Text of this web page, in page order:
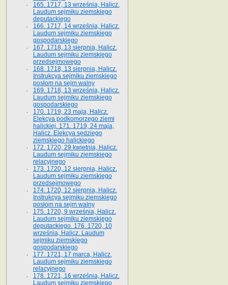
165. 1717, 13 września, Halicz.
Laudum sejmiku ziemskiego
deputackiego
166. 1717, 14 września, Halicz.
Laudum sejmiku ziemskiego
gospodarskiego
167. 1718, 13 sierpnia, Halicz.
Laudum sejmiku ziemskiego
przedsejmowego
168. 1718, 13 sierpnia, Halicz.
Instrukcya sejmiku ziemskiego
posłom na sejm walny
169. 1718, 13 września, Halicz.
Laudum sejmiku ziemskiego
gospodarskiego
170. 1719, 23 maja, Halicz.
Elekcya podkomorzego ziemi
halickiej. 171. 1719, 24 maja,
Halicz. Elekcya sędziego
ziemskiego halickiego
172. 1720, 29 kwietnia, Halicz.
Laudum sejmiku ziemskiego
relacyjnego
173. 1720, 12 sierpnia, Halicz.
Laudum sejmiku ziemskiego
przedsejmowego
174. 1720, 12 sierpnia, Halicz.
Instrukcya sejmiku ziemskiego
posłom na sejm walny
175. 1720, 9 września, Halicz.
Laudum sejmiku ziemskiego
deputackiego. 176. 1720, 10
września, Halicz. Laudum
sejmiku ziemskiego
gospodarskiego
177. 1721, 17 marca, Halicz.
Laudum sejmiku ziemskiego
relacyjnego
178. 1721, 16 września, Halicz.
Laudum sejmiku ziemskiego